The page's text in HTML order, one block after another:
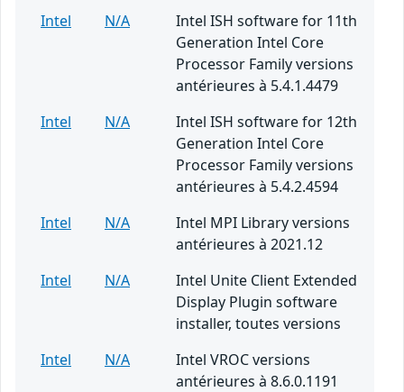
Intel
N/A
Intel ISH software for 11th
Generation Intel Core
Processor Family versions
antérieures à 5.4.1.4479
Intel
N/A
Intel ISH software for 12th
Generation Intel Core
Processor Family versions
antérieures à 5.4.2.4594
Intel
N/A
Intel MPI Library versions
antérieures à 2021.12
Intel
N/A
Intel Unite Client Extended
Display Plugin software
installer, toutes versions
Intel
N/A
Intel VROC versions
antérieures à 8.6.0.1191